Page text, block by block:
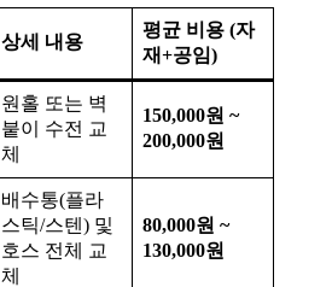
상세 내용
평균 비용 (자
재+공임)
원홀 또는 벽
붙이 수전 교
체
150,000원 ~
200,000원
배수통(플라
스틱/스텐) 및
호스 전체 교
체
80,000원 ~
130,000원